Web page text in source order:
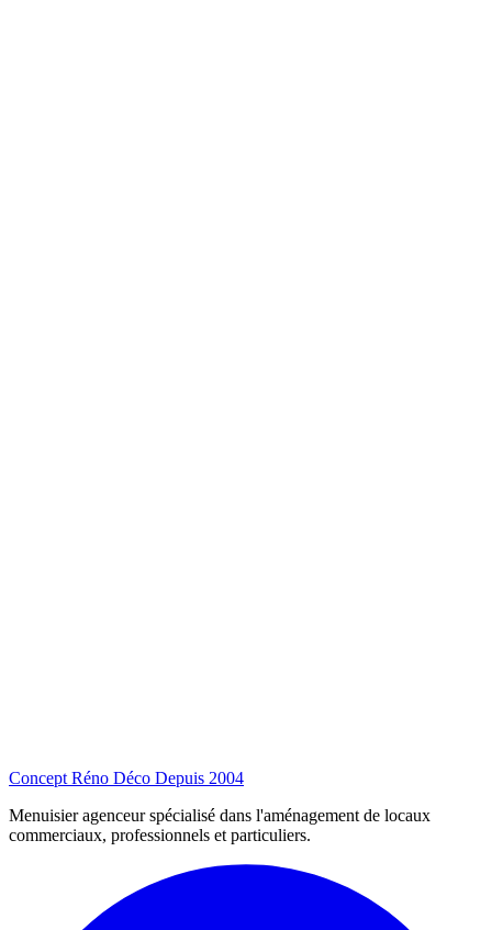
Concept Réno Déco Depuis 2004
Menuisier agenceur spécialisé dans l'aménagement de locaux
commerciaux, professionnels et particuliers.